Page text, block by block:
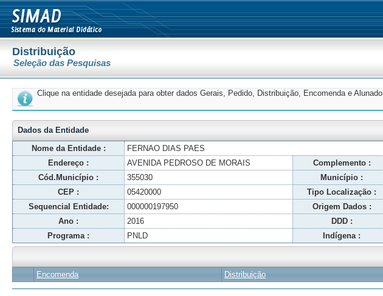
Distribuição
Seleção das Pesquisas
Clique na entidade desejada para obter dados Gerais, Pedido, Distribuição, Encomenda e Alunado
Dados da Entidade
Nome da Entidade :
FERNAO DIAS PAES
Endereço :
AVENIDA PEDROSO DE MORAIS Complemento :
Cód.Município :
355030 Município :
CEP :
05420000 Tipo Localização :
Sequencial Entidade:
000000197950 Origem Dados :
Ano :
2016 DDD :
Programa :
PNLD Indígena :
Encomenda Distribuição